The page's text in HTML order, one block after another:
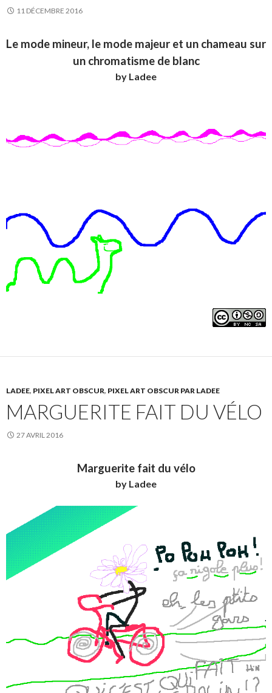
11 DÉCEMBRE 2016
Le mode mineur, le mode majeur et un chameau sur
un chromatisme de blanc
by Ladee
LADEE, PIXEL ART OBSCUR, PIXEL ART OBSCUR PAR LADEE
MARGUERITE FAIT DU VÉLO
27 AVRIL 2016
Marguerite fait du vélo
by Ladee